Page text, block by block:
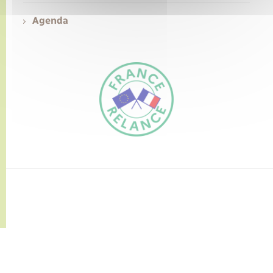
FR
Voirie et espace public
Agenda